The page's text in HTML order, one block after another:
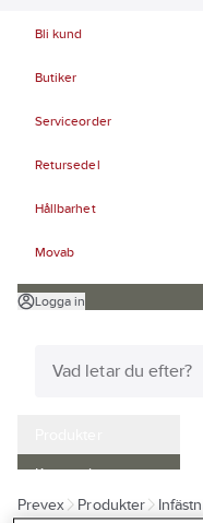
Bli kund
Butiker
Serviceorder
Retursedel
Hållbarhet
Movab
Logga in
Kampanjer
Outlet
Prevex Produkter